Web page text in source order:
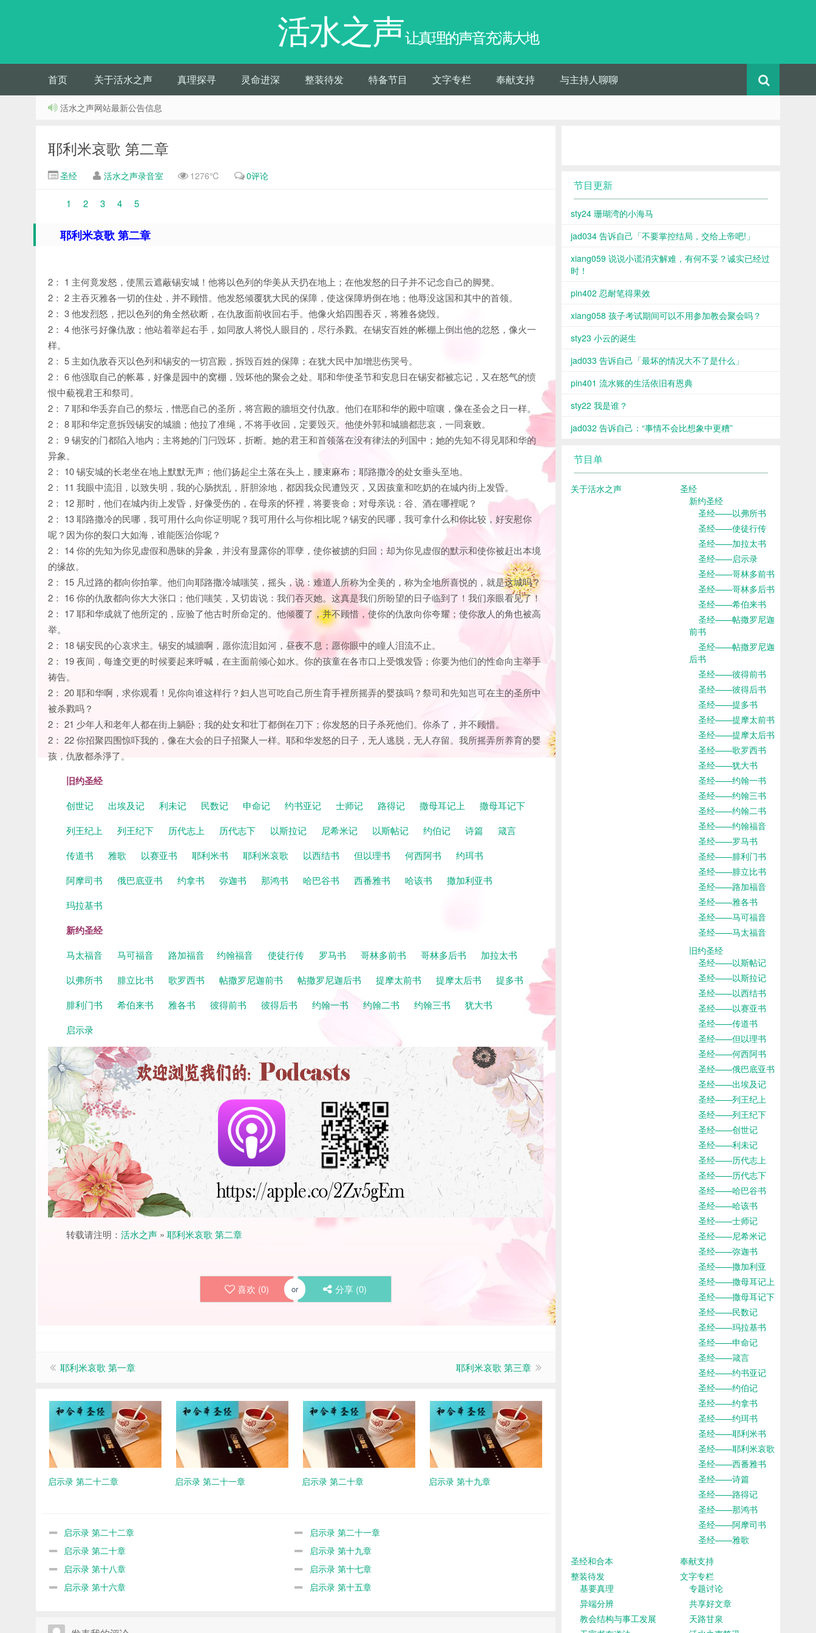
活水之声让真理的声音充满大地
首页 关于活水之声 真理探寻 灵命进深 整装待发 特备节目 文字专栏 奉献支持 与主持人聊聊
活水之声网站最新公告信息
耶利米哀歌 第二章
圣经 活水之声录音室 1276℃ 0评论
1 2 3 4 5
耶利米哀歌 第二章
2： 1 主何竟发怒，使黑云遮蔽锡安城！他将以色列的华美从天扔在地上；在他发怒的日子并不记念自己的脚凳。
2： 2 主吞灭雅各一切的住处，并不顾惜。他发怒倾覆犹大民的保障，使这保障坍倒在地；他辱没这国和其中的首领。
2： 3 他发烈怒，把以色列的角全然砍断，在仇敌面前收回右手。他像火焰四围吞灭，将雅各烧毁。
2： 4 他张弓好像仇敌；他站着举起右手，如同敌人将悦人眼目的，尽行杀戮。在锡安百姓的帐棚上倒出他的忿怒，像火一
样。
2： 5 主如仇敌吞灭以色列和锡安的一切宫殿，拆毁百姓的保障；在犹大民中加增悲伤哭号。
2： 6 他强取自己的帐幕，好像是园中的窝棚，毁坏他的聚会之处。耶和华使圣节和安息日在锡安都被忘记，又在怒气的愤
恨中藐视君王和祭司。
2： 7 耶和华丢弃自己的祭坛，憎恶自己的圣所，将宫殿的牆垣交付仇敌。他们在耶和华的殿中喧嚷，像在圣会之日一样。
2： 8 耶和华定意拆毁锡安的城牆；他拉了准绳，不将手收回，定要毁灭。他使外郭和城牆都悲哀，一同衰败。
2： 9 锡安的门都陷入地内；主将她的门闩毁坏，折断。她的君王和首领落在没有律法的列国中；她的先知不得见耶和华的
异象。
2： 10 锡安城的长老坐在地上默默无声；他们扬起尘土落在头上，腰束麻布；耶路撒冷的处女垂头至地。
2： 11 我眼中流泪，以致失明，我的心肠扰乱，肝胆涂地，都因我众民遭毁灭，又因孩童和吃奶的在城内街上发昏。
2： 12 那时，他们在城内街上发昏，好像受伤的，在母亲的怀裡，将要丧命；对母亲说：谷、酒在哪裡呢？
2： 13 耶路撒冷的民哪，我可用什么向你证明呢？我可用什么与你相比呢？锡安的民哪，我可拿什么和你比较，好安慰你
呢？因为你的裂口大如海，谁能医治你呢？
2： 14 你的先知为你见虚假和愚昧的异象，并没有显露你的罪孽，使你被掳的归回；却为你见虚假的默示和使你被赶出本境
的缘故。
2： 15 凡过路的都向你拍掌。他们向耶路撒冷城嗤笑，摇头，说：难道人所称为全美的，称为全地所喜悦的，就是这城吗？
2： 16 你的仇敌都向你大大张口；他们嗤笑，又切齿说：我们吞灭她。这真是我们所盼望的日子临到了！我们亲眼看见了！
2： 17 耶和华成就了他所定的，应验了他古时所命定的。他倾覆了，并不顾惜，使你的仇敌向你夸耀；使你敌人的角也被高
举。
2： 18 锡安民的心哀求主。锡安的城牆啊，愿你流泪如河，昼夜不息；愿你眼中的瞳人泪流不止。
2： 19 夜间，每逢交更的时候要起来呼喊，在主面前倾心如水。你的孩童在各市口上受饿发昏；你要为他们的性命向主举手
祷告。
2： 20 耶和华啊，求你观看！见你向谁这样行？妇人岂可吃自己所生育手裡所摇弄的婴孩吗？祭司和先知岂可在主的圣所中
被杀戮吗？
2： 21 少年人和老年人都在街上躺卧；我的处女和壮丁都倒在刀下；你发怒的日子杀死他们。你杀了，并不顾惜。
2： 22 你招聚四围惊吓我的，像在大会的日子招聚人一样。耶和华发怒的日子，无人逃脱，无人存留。我所摇弄所养育的婴
孩，仇敌都杀淨了。
旧约圣经
创世记 出埃及记 利未记 民数记 申命记 约书亚记 士师记 路得记 撒母耳记上
撒母耳记下
列王纪上
列王纪下 历代志上 历代志下 以斯拉记 尼希米记 以斯帖记 约伯记 诗篇
箴言
传道书
雅歌 以赛亚书 耶利米书 耶利米哀歌 以西结书 但以理书 何西阿书
约珥书
阿摩司书
俄巴底亚书 约拿书 弥迦书 那鸿书 哈巴谷书 西番雅书 哈该书
撒加利亚书
玛拉基书
新约圣经
马太福音 马可福音 路加福音 约翰福音 使徒行传 罗马书 哥林多前书 哥林多后书
加拉太书
以弗所书
腓立比书 歌罗西书 帖撒罗尼迦前书 帖撒罗尼迦后书 提摩太前书 提摩太后书
提多书
腓利门书
希伯来书 雅各书 彼得前书 彼得后书 约翰一书 约翰二书 约翰三书
犹大书
启示录
转载请注明： 活水之声 » 耶利米哀歌 第二章
喜欢 (0) or 分享 (0)
耶利米哀歌 第一章 耶利米哀歌 第三章
启示录 第二十二章 启示录 第二十一章 启示录 第二十章 启示录 第十九章
启示录 第二十二章
启示录 第二十一章
启示录 第二十章
启示录 第十九章
启示录 第十八章
启示录 第十七章
启示录 第十六章
启示录 第十五章
节目更新
sty24 珊瑚湾的小海马
jad034 告诉自己「不要掌控结局，交给上帝吧!」
xiang059 说说小谎消灾解难，有何不妥？诚实已经过
时！
pin402 忍耐笔得果效
xiang058 孩子考试期间可以不用参加教会聚会吗？
sty23 小云的诞生
jad033 告诉自己「最坏的情况大不了是什么」
pin401 流水账的生活依旧有恩典
sty22 我是谁？
jad032 告诉自己：“事情不会比想象中更糟”
节目单
关于活水之声
圣经
新约圣经
圣经——以弗所书
圣经——使徒行传
圣经——加拉太书
圣经——启示录
圣经——哥林多前书
圣经——哥林多后书
圣经——希伯来书
圣经——帖撒罗尼迦
前书
圣经——帖撒罗尼迦
后书
圣经——彼得前书
圣经——彼得后书
圣经——提多书
圣经——提摩太前书
圣经——提摩太后书
圣经——歌罗西书
圣经——犹大书
圣经——约翰一书
圣经——约翰三书
圣经——约翰二书
圣经——约翰福音
圣经——罗马书
圣经——腓利门书
圣经——腓立比书
圣经——路加福音
圣经——雅各书
圣经——马可福音
圣经——马太福音
旧约圣经
圣经——以斯帖记
圣经——以斯拉记
圣经——以西结书
圣经——以赛亚书
圣经——传道书
圣经——但以理书
圣经——何西阿书
圣经——俄巴底亚书
圣经——出埃及记
圣经——列王纪上
圣经——列王纪下
圣经——创世记
圣经——利未记
圣经——历代志上
圣经——历代志下
圣经——哈巴谷书
圣经——哈该书
圣经——士师记
圣经——尼希米记
圣经——弥迦书
圣经——撒加利亚
圣经——撒母耳记上
圣经——撒母耳记下
圣经——民数记
圣经——玛拉基书
圣经——申命记
圣经——箴言
圣经——约书亚记
圣经——约伯记
圣经——约拿书
圣经——约珥书
圣经——耶利米书
圣经——耶利米哀歌
圣经——西番雅书
圣经——诗篇
圣经——路得记
圣经——那鸿书
圣经——阿摩司书
圣经——雅歌
圣经和合本
奉献支持
整装待发
基要真理
异端分辨
教会结构与事工发展
文字专栏
专题讨论
共享好文章
天路甘泉